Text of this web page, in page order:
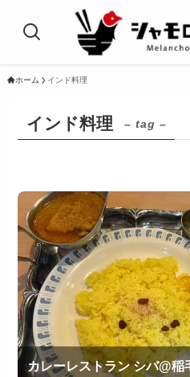
ホーム インド料理
インド料理 – tag –
カレーレストラン シバ@